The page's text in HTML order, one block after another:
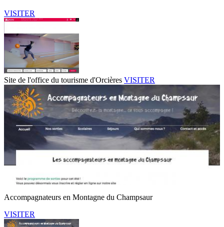
VISITER
Site de l'office du tourisme d'Orcières VISITER
Accompagnateurs en Montagne du Champsaur
VISITER